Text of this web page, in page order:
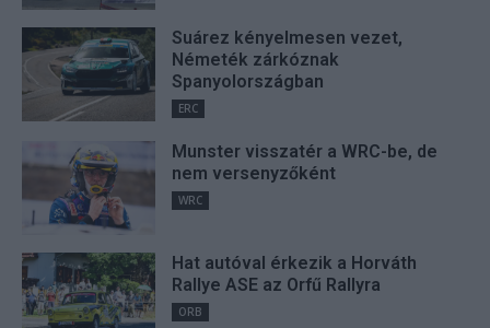
Suárez kényelmesen vezet,
Németék zárkóznak
Spanyolországban
ERC
Munster visszatér a WRC-be, de
nem versenyzőként
WRC
Hat autóval érkezik a Horváth
Rallye ASE az Orfű Rallyra
ORB